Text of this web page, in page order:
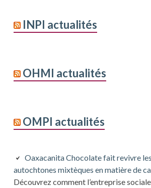
INPI actualités
OHMI actualités
OMPI actualités
Oaxacanita Chocolate fait revivre
autochtones mixtèques en matière de
Découvrez comment l’entreprise